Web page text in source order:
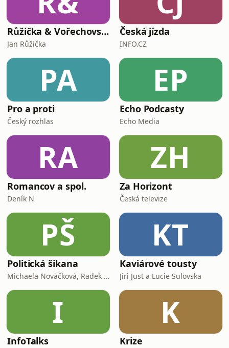
Růžička & Vořechovský
Jan Růžička
Česká jízda
INFO.CZ
PA
Pro a proti
Český rozhlas
EP
Echo Podcasty
Echo Media
RA
Romancov a spol.
Deník N
ZH
Za Horizont
Česká televize
PŠ
Politická šikana
Michaela Nováčková, Radek Bartoníček, Vratislav Dostál
KT
Kaviárové tousty
Jiri Just a Lucie Sulovska
I
InfoTalks
K
Krize